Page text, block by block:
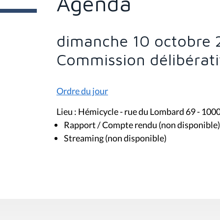
e
s
dimanche 10 octobre
Commission
Ordre du jour
Lieu : Hémicycle - rue du Lombard 69 -
Rapport / Compte rendu (non disponible)
Streaming (non disponible)